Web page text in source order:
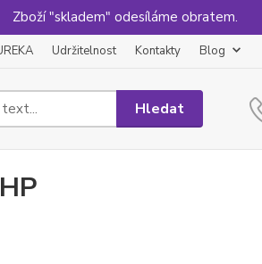
Zboží "skladem" odesíláme obratem.
Udržitelnost Kontakty Blog
Hledat